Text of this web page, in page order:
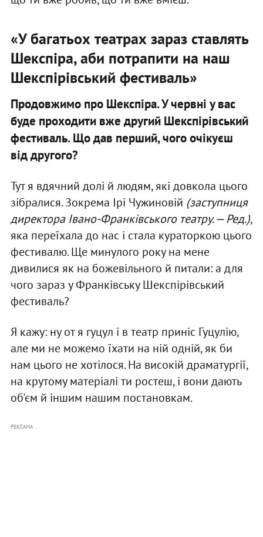
«У багатьох театрах зараз ставлять
Шекспіра, аби потрапити на наш
Шекспірівський фестиваль»
Продовжимо про Шекспіра. У червні у вас
буде проходити вже другий Шекспірівський
фестиваль. Що дав перший, чого очікуєш
від другого?
Тут я вдячний долі й людям, які довкола цього
зібралися. Зокрема Ірі Чужиновій (заступниця
директора Івано-Франківського театру. — Ред.),
яка переїхала до нас і стала кураторкою цього
фестивалю. Ще минулого року на мене
дивилися як на божевільного й питали: а для
чого зараз у Франківську Шекспірівський
фестиваль?
Я кажу: ну от я гуцул і в театр приніс Гуцулію,
але ми не можемо їхати на ній одній, як би
нам цього не хотілося. На високій драматургії,
на крутому матеріалі ти ростеш, і вони дають
об'єм й іншим нашим постановкам.
РЕКЛАМА